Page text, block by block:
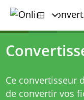
Ce convertisseur
de convertir vos